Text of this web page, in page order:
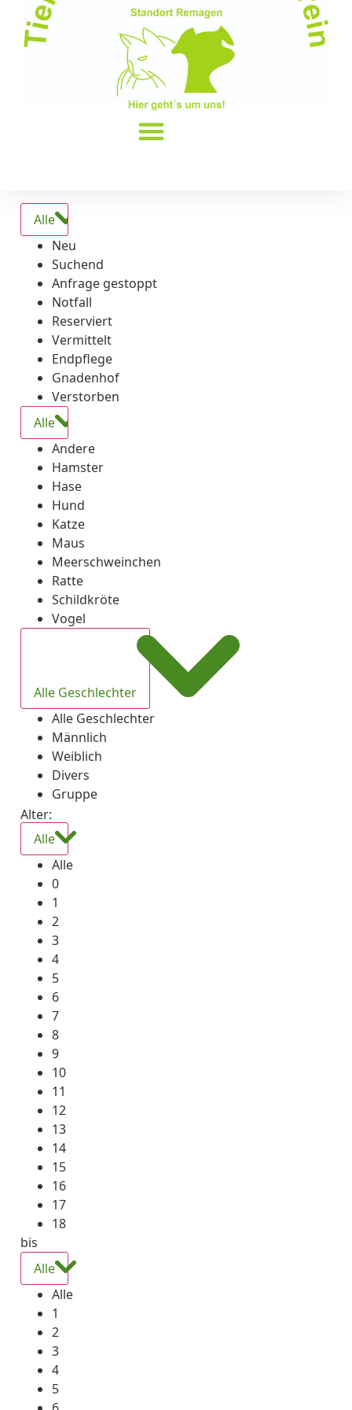
Alle
Neu
Suchend
Anfrage gestoppt
Notfall
Reserviert
Vermittelt
Endpflege
Gnadenhof
Verstorben
Alle
Andere
Hamster
Hase
Hund
Katze
Maus
Meerschweinchen
Ratte
Schildkröte
Vogel
Alle Geschlechter
Alle Geschlechter
Männlich
Weiblich
Divers
Gruppe
Alter:
Alle
Alle
0
1
2
3
4
5
6
7
8
9
10
11
12
13
14
15
16
17
18
bis
Alle
Alle
1
2
3
4
5